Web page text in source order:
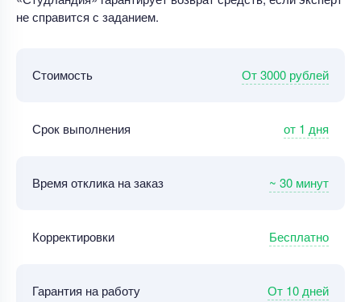
не справится с заданием.
Стоимость От 3000 рублей
Срок выполнения от 1 дня
Время отклика на заказ ~ 30 минут
Корректировки Бесплатно
Гарантия на работу От 10 дней